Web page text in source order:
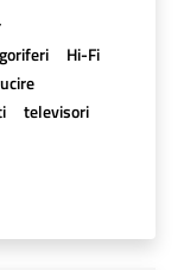
Hi-Fi
televisori